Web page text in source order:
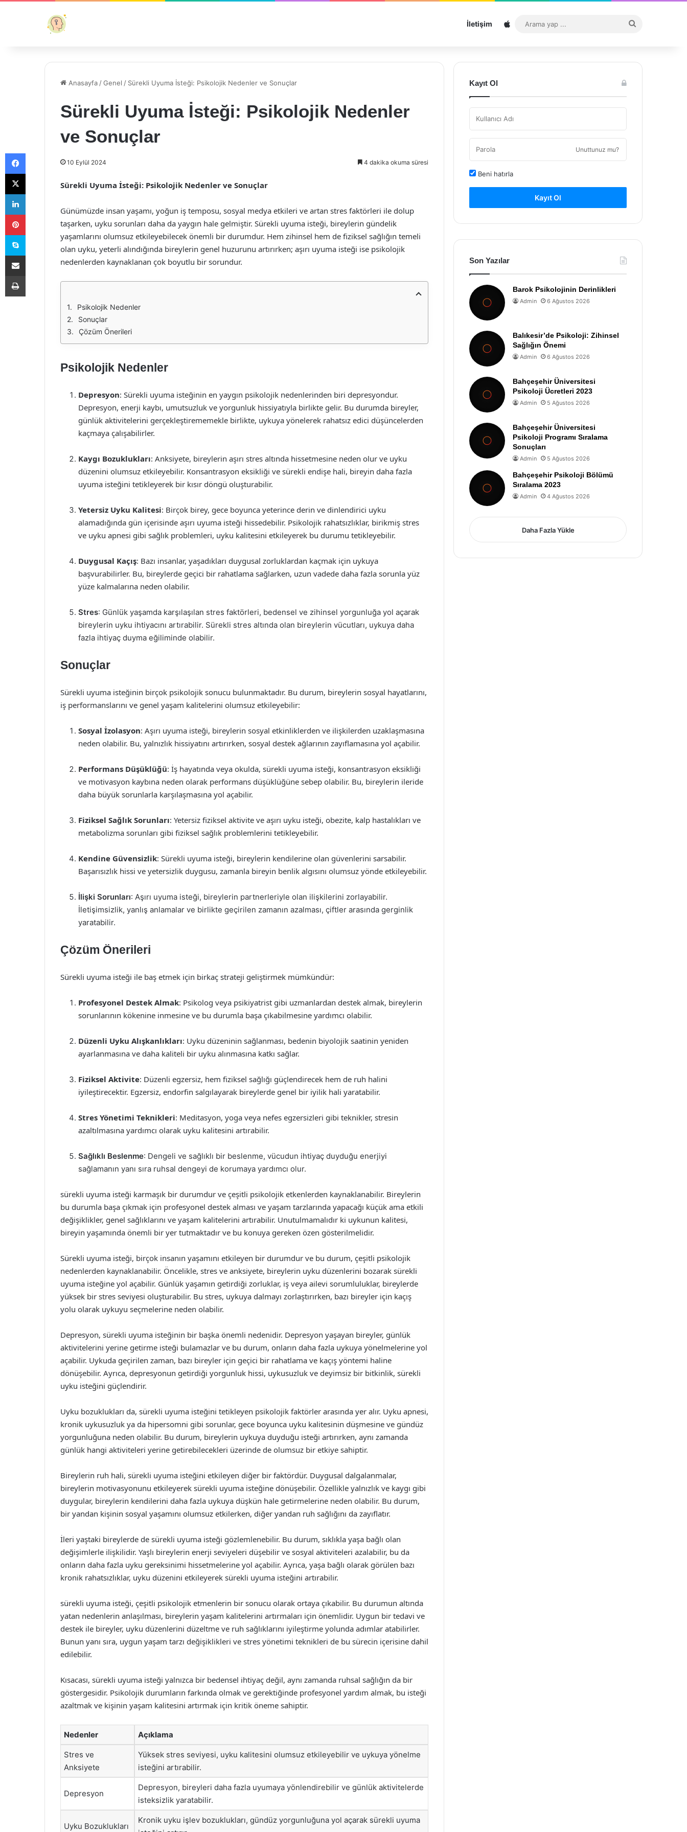
İletişim Sitemap
...
Anasayfa /Genel / Sürekli Uyuma İsteği: Psikolojik Nedenler ve Sonuçlar
Sürekli Uyuma İsteği: Psikolojik Nedenler
ve Sonuçlar
10 Eylül 2024 4 dakika okuma süresi
Sürekli Uyuma İsteği: Psikolojik Nedenler ve Sonuçlar
Günümüzde insan yaşamı, yoğun iş temposu, sosyal medya etkileri ve artan stres faktörleri ile dolup
taşarken, uyku sorunları daha da yaygın hale gelmiştir. Sürekli uyuma isteği, bireylerin gündelik
yaşamlarını olumsuz etkileyebilecek önemli bir durumdur. Hem zihinsel hem de fiziksel sağlığın temeli
olan uyku, yeterli alındığında bireylerin genel huzurunu artırırken; aşırı uyuma isteği ise psikolojik
nedenlerden kaynaklanan çok boyutlu bir sorundur.
Psikolojik Nedenler
Sonuçlar
Çözüm Önerileri
Psikolojik Nedenler
Depresyon: Sürekli uyuma isteğinin en yaygın psikolojik nedenlerinden biri depresyondur.
Depresyon, enerji kaybı, umutsuzluk ve yorgunluk hissiyatıyla birlikte gelir. Bu durumda bireyler,
günlük aktivitelerini gerçekleştirememekle birlikte, uykuya yönelerek rahatsız edici düşüncelerden
kaçmaya çalışabilirler.
Kaygı Bozuklukları: Anksiyete, bireylerin aşırı stres altında hissetmesine neden olur ve uyku
düzenini olumsuz etkileyebilir. Konsantrasyon eksikliği ve sürekli endişe hali, bireyin daha fazla
uyuma isteğini tetikleyerek bir kısır döngü oluşturabilir.
Yetersiz Uyku Kalitesi: Birçok birey, gece boyunca yeterince derin ve dinlendirici uyku
alamadığında gün içerisinde aşırı uyuma isteği hissedebilir. Psikolojik rahatsızlıklar, birikmiş stres
ve uyku apnesi gibi sağlık problemleri, uyku kalitesini etkileyerek bu durumu tetikleyebilir.
Duygusal Kaçış: Bazı insanlar, yaşadıkları duygusal zorluklardan kaçmak için uykuya
başvurabilirler. Bu, bireylerde geçici bir rahatlama sağlarken, uzun vadede daha fazla sorunla yüz
yüze kalmalarına neden olabilir.
Stres: Günlük yaşamda karşılaşılan stres faktörleri, bedensel ve zihinsel yorgunluğa yol açarak
bireylerin uyku ihtiyacını artırabilir. Sürekli stres altında olan bireylerin vücutları, uykuya daha
fazla ihtiyaç duyma eğiliminde olabilir.
Sonuçlar
Sürekli uyuma isteğinin birçok psikolojik sonucu bulunmaktadır. Bu durum, bireylerin sosyal hayatlarını,
iş performanslarını ve genel yaşam kalitelerini olumsuz etkileyebilir:
Sosyal İzolasyon: Aşırı uyuma isteği, bireylerin sosyal etkinliklerden ve ilişkilerden uzaklaşmasına
neden olabilir. Bu, yalnızlık hissiyatını artırırken, sosyal destek ağlarının zayıflamasına yol açabilir.
Performans Düşüklüğü: İş hayatında veya okulda, sürekli uyuma isteği, konsantrasyon eksikliği
ve motivasyon kaybına neden olarak performans düşüklüğüne sebep olabilir. Bu, bireylerin ileride
daha büyük sorunlarla karşılaşmasına yol açabilir.
Fiziksel Sağlık Sorunları: Yetersiz fiziksel aktivite ve aşırı uyku isteği, obezite, kalp hastalıkları ve
metabolizma sorunları gibi fiziksel sağlık problemlerini tetikleyebilir.
Kendine Güvensizlik: Sürekli uyuma isteği, bireylerin kendilerine olan güvenlerini sarsabilir.
Başarısızlık hissi ve yetersizlik duygusu, zamanla bireyin benlik algısını olumsuz yönde etkileyebilir.
İlişki Sorunları: Aşırı uyuma isteği, bireylerin partnerleriyle olan ilişkilerini zorlayabilir.
İletişimsizlik, yanlış anlamalar ve birlikte geçirilen zamanın azalması, çiftler arasında gerginlik
yaratabilir.
Çözüm Önerileri
Sürekli uyuma isteği ile baş etmek için birkaç strateji geliştirmek mümkündür:
Profesyonel Destek Almak: Psikolog veya psikiyatrist gibi uzmanlardan destek almak, bireylerin
sorunlarının kökenine inmesine ve bu durumla başa çıkabilmesine yardımcı olabilir.
Düzenli Uyku Alışkanlıkları: Uyku düzeninin sağlanması, bedenin biyolojik saatinin yeniden
ayarlanmasına ve daha kaliteli bir uyku alınmasına katkı sağlar.
Fiziksel Aktivite: Düzenli egzersiz, hem fiziksel sağlığı güçlendirecek hem de ruh halini
iyileştirecektir. Egzersiz, endorfin salgılayarak bireylerde genel bir iyilik hali yaratabilir.
Stres Yönetimi Teknikleri: Meditasyon, yoga veya nefes egzersizleri gibi teknikler, stresin
azaltılmasına yardımcı olarak uyku kalitesini artırabilir.
Sağlıklı Beslenme: Dengeli ve sağlıklı bir beslenme, vücudun ihtiyaç duyduğu enerjiyi
sağlamanın yanı sıra ruhsal dengeyi de korumaya yardımcı olur.
sürekli uyuma isteği karmaşık bir durumdur ve çeşitli psikolojik etkenlerden kaynaklanabilir. Bireylerin
bu durumla başa çıkmak için profesyonel destek alması ve yaşam tarzlarında yapacağı küçük ama etkili
değişiklikler, genel sağlıklarını ve yaşam kalitelerini artırabilir. Unutulmamalıdır ki uykunun kalitesi,
bireyin yaşamında önemli bir yer tutmaktadır ve bu konuya gereken özen gösterilmelidir.
Sürekli uyuma isteği, birçok insanın yaşamını etkileyen bir durumdur ve bu durum, çeşitli psikolojik
nedenlerden kaynaklanabilir. Öncelikle, stres ve anksiyete, bireylerin uyku düzenlerini bozarak sürekli
uyuma isteğine yol açabilir. Günlük yaşamın getirdiği zorluklar, iş veya ailevi sorumluluklar, bireylerde
yüksek bir stres seviyesi oluşturabilir. Bu stres, uykuya dalmayı zorlaştırırken, bazı bireyler için kaçış
yolu olarak uykuyu seçmelerine neden olabilir.
Depresyon, sürekli uyuma isteğinin bir başka önemli nedenidir. Depresyon yaşayan bireyler, günlük
aktivitelerini yerine getirme isteği bulamazlar ve bu durum, onların daha fazla uykuya yönelmelerine yol
açabilir. Uykuda geçirilen zaman, bazı bireyler için geçici bir rahatlama ve kaçış yöntemi haline
dönüşebilir. Ayrıca, depresyonun getirdiği yorgunluk hissi, uykusuzluk ve deyimsiz bir bitkinlik, sürekli
uyku isteğini güçlendirir.
Uyku bozuklukları da, sürekli uyuma isteğini tetikleyen psikolojik faktörler arasında yer alır. Uyku apnesi,
kronik uykusuzluk ya da hipersomni gibi sorunlar, gece boyunca uyku kalitesinin düşmesine ve gündüz
yorgunluğuna neden olabilir. Bu durum, bireylerin uykuya duyduğu isteği artırırken, aynı zamanda
günlük hangi aktiviteleri yerine getirebilecekleri üzerinde de olumsuz bir etkiye sahiptir.
Bireylerin ruh hali, sürekli uyuma isteğini etkileyen diğer bir faktördür. Duygusal dalgalanmalar,
bireylerin motivasyonunu etkileyerek sürekli uyuma isteğine dönüşebilir. Özellikle yalnızlık ve kaygı gibi
duygular, bireylerin kendilerini daha fazla uykuya düşkün hale getirmelerine neden olabilir. Bu durum,
bir yandan kişinin sosyal yaşamını olumsuz etkilerken, diğer yandan ruh sağlığını da zayıflatır.
İleri yaştaki bireylerde de sürekli uyuma isteği gözlemlenebilir. Bu durum, sıklıkla yaşa bağlı olan
değişimlerle ilişkilidir. Yaşlı bireylerin enerji seviyeleri düşebilir ve sosyal aktiviteleri azalabilir, bu da
onların daha fazla uyku gereksinimi hissetmelerine yol açabilir. Ayrıca, yaşa bağlı olarak görülen bazı
kronik rahatsızlıklar, uyku düzenini etkileyerek sürekli uyuma isteğini artırabilir.
sürekli uyuma isteği, çeşitli psikolojik etmenlerin bir sonucu olarak ortaya çıkabilir. Bu durumun altında
yatan nedenlerin anlaşılması, bireylerin yaşam kalitelerini artırmaları için önemlidir. Uygun bir tedavi ve
destek ile bireyler, uyku düzenlerini düzeltme ve ruh sağlıklarını iyileştirme yolunda adımlar atabilirler.
Bunun yanı sıra, uygun yaşam tarzı değişiklikleri ve stres yönetimi teknikleri de bu sürecin içerisine dahil
edilebilir.
Kısacası, sürekli uyuma isteği yalnızca bir bedensel ihtiyaç değil, aynı zamanda ruhsal sağlığın da bir
göstergesidir. Psikolojik durumların farkında olmak ve gerektiğinde profesyonel yardım almak, bu isteği
azaltmak ve kişinin yaşam kalitesini artırmak için kritik öneme sahiptir.
Nedenler Açıklama
Stres ve
Anksiyete
Yüksek stres seviyesi, uyku kalitesini olumsuz etkileyebilir ve uykuya yönelme
isteğini artırabilir.
Depresyon
Depresyon, bireyleri daha fazla uyumaya yönlendirebilir ve günlük aktivitelerde
isteksizlik yaratabilir.
Uyku Bozuklukları
Kronik uyku işlev bozuklukları, gündüz yorgunluğuna yol açarak sürekli uyuma
Kayıt Ol
Unuttunuz mu?
Beni hatırla
Kayıt Ol
Son Yazılar
Barok Psikolojinin Derinlikleri
Admin 6 Ağustos 2026
Balıkesir’de Psikoloji: Zihinsel
Sağlığın Önemi
Admin 6 Ağustos 2026
Bahçeşehir Üniversitesi
Psikoloji Ücretleri 2023
Admin 5 Ağustos 2026
Bahçeşehir Üniversitesi
Psikoloji Programı Sıralama
Sonuçları
Admin 5 Ağustos 2026
Bahçeşehir Psikoloji Bölümü
Sıralama 2023
Admin 4 Ağustos 2026
Daha Fazla Yükle
Facebook
X
LinkedIn
Pinterest
Skype
E-Posta ile paylaş